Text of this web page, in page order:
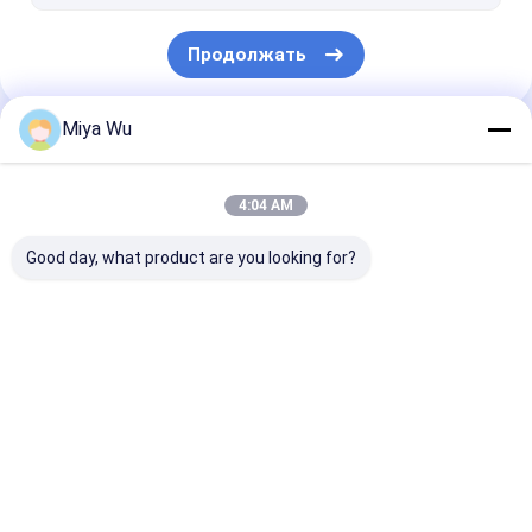
Продолжать
Наши Категории
Miya Wu
4:04 AM
Good day, what product are you looking for?